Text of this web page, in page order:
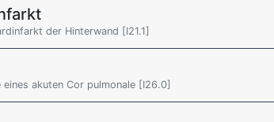
der Hinterwand [I21.1]
akuten Cor pulmonale [I26.0]